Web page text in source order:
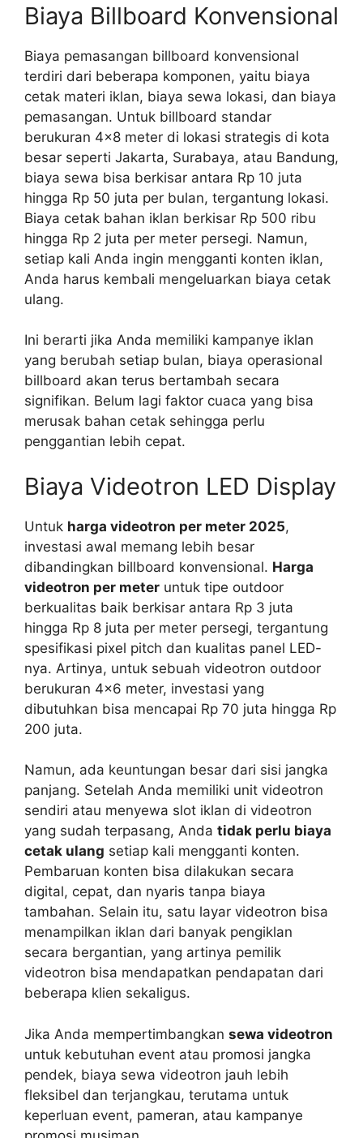
Biaya Billboard Konvensional
Biaya pemasangan billboard konvensional
terdiri dari beberapa komponen, yaitu biaya
cetak materi iklan, biaya sewa lokasi, dan biaya
pemasangan. Untuk billboard standar
berukuran 4×8 meter di lokasi strategis di kota
besar seperti Jakarta, Surabaya, atau Bandung,
biaya sewa bisa berkisar antara Rp 10 juta
hingga Rp 50 juta per bulan, tergantung lokasi.
Biaya cetak bahan iklan berkisar Rp 500 ribu
hingga Rp 2 juta per meter persegi. Namun,
setiap kali Anda ingin mengganti konten iklan,
Anda harus kembali mengeluarkan biaya cetak
ulang.
Ini berarti jika Anda memiliki kampanye iklan
yang berubah setiap bulan, biaya operasional
billboard akan terus bertambah secara
signifikan. Belum lagi faktor cuaca yang bisa
merusak bahan cetak sehingga perlu
penggantian lebih cepat.
Biaya Videotron LED Display
Untuk harga videotron per meter 2025,
investasi awal memang lebih besar
dibandingkan billboard konvensional. Harga
videotron per meter untuk tipe outdoor
berkualitas baik berkisar antara Rp 3 juta
hingga Rp 8 juta per meter persegi, tergantung
spesifikasi pixel pitch dan kualitas panel LED-
nya. Artinya, untuk sebuah videotron outdoor
berukuran 4×6 meter, investasi yang
dibutuhkan bisa mencapai Rp 70 juta hingga Rp
200 juta.
Namun, ada keuntungan besar dari sisi jangka
panjang. Setelah Anda memiliki unit videotron
sendiri atau menyewa slot iklan di videotron
yang sudah terpasang, Anda tidak perlu biaya
cetak ulang setiap kali mengganti konten.
Pembaruan konten bisa dilakukan secara
digital, cepat, dan nyaris tanpa biaya
tambahan. Selain itu, satu layar videotron bisa
menampilkan iklan dari banyak pengiklan
secara bergantian, yang artinya pemilik
videotron bisa mendapatkan pendapatan dari
beberapa klien sekaligus.
Jika Anda mempertimbangkan sewa videotron
untuk kebutuhan event atau promosi jangka
pendek, biaya sewa videotron jauh lebih
fleksibel dan terjangkau, terutama untuk
keperluan event, pameran, atau kampanye